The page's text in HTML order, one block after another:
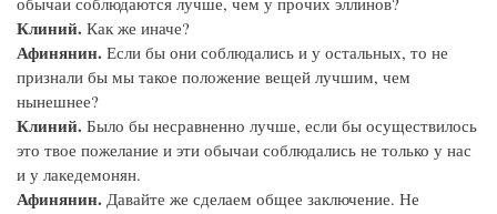
Клиний. Как же иначе?
Афинянин. Если бы они соблюдались и у остальных, то не
признали бы мы такое положение вещей лучшим, чем
нынешнее?
Клиний. Было бы несравненно лучше, если бы осуществилось
это твое пожелание и эти обычаи соблюдались не только у нас
и у лакедемонян.
Афинянин. Давайте же сделаем общее заключение. Не